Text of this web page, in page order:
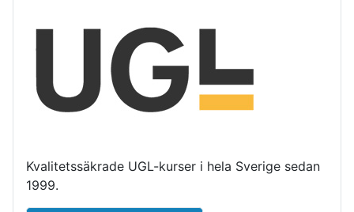
Kvalitetssäkrade UGL-kurser i hela Sverige sedan
1999.